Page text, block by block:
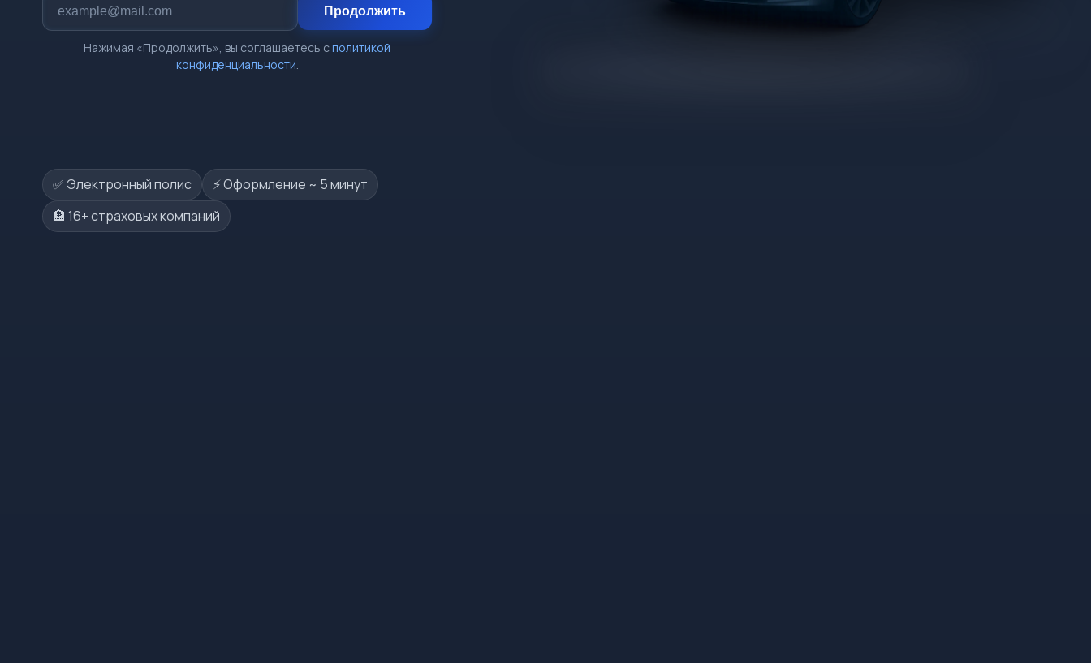
Продолжить
Нажимая «Продолжить», вы соглашаетесь сполитикой
конфиденциальности.
✅ Электронный полис
⚡️ Оформление ~ 5 минут
🏦 16+ страховых компаний